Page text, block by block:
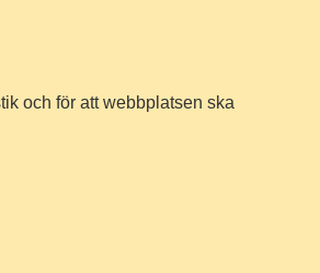
och för att webbplatsen ska